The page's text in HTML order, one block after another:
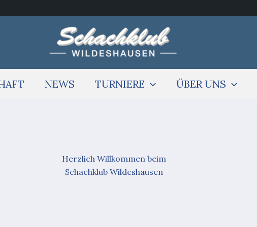
NEWS TURNIERE ÜBER UNS
Herzlich Willkommen beim
Schachklub Wildeshausen